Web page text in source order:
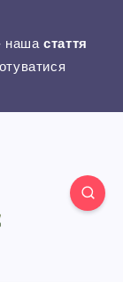
- нашастаття